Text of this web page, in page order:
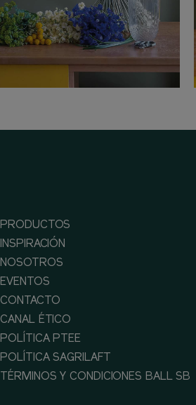
PRODUCTOS
INSPIRACIÓN
NOSOTROS
EVENTOS
CONTACTO
CANAL ÉTICO
POLÍTICA PTEE
POLÍTICA SAGRILAFT
TÉRMINOS Y CONDICIONES BALL SB